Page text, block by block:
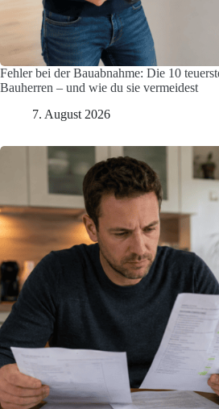
Fehler bei der Bauabnahme: Die 10
Bauherren – und wie du sie vermeidest
7. August 2026